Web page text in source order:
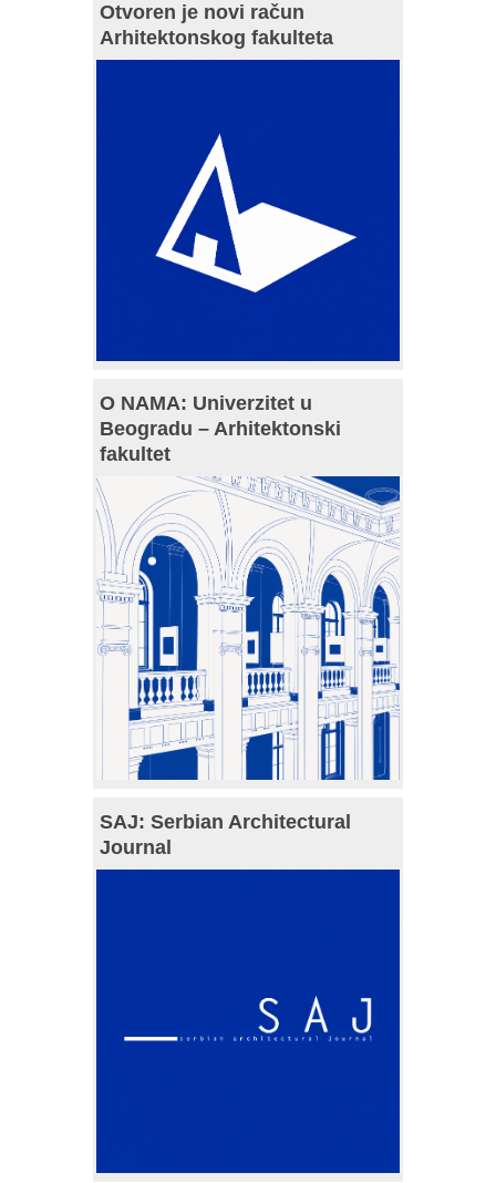
Otvoren je novi račun
Arhitektonskog fakulteta
O NAMA: Univerzitet u
Beogradu – Arhitektonski
fakultet
SAJ: Serbian Architectural
Journal